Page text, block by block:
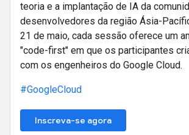
teoria e a implantação de IA da
desenvolvedores da região Ásia-
21 de maio, cada sessão oferece um
"code-first" em que os participantes
com os engenheiros do Google Cloud.
#GoogleCloud
Inscreva-se agora